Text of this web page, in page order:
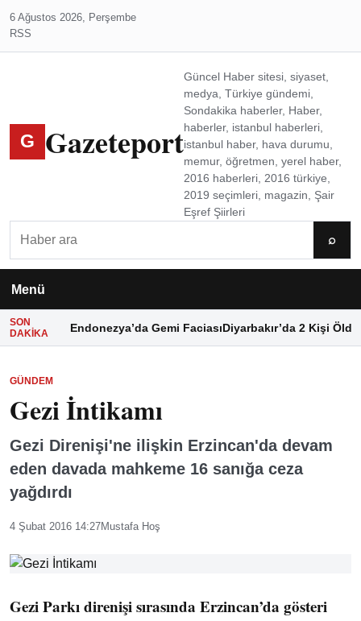
6 Ağustos 2026, Perşembe
RSS
G Gazeteport
Güncel Haber sitesi, siyaset,
medya, Türkiye gündemi,
Sondakika haberler, Haber,
haberler, istanbul haberleri,
istanbul haber, hava durumu,
memur, öğretmen, yerel haber,
2016 haberleri, 2016 türkiye,
2019 seçimleri, magazin, Şair
Eşref Şiirleri
⌕
Menü
SON
DAKIKA
Endonezya’da Gemi FaciasıDiyarbakır’da 2 Kişi Öldü
GÜNDEM
Gezi İntikamı
Gezi Direnişi'ne ilişkin Erzincan'da devam
eden davada mahkeme 16 sanığa ceza
yağdırdı
4 Şubat 2016 14:27Mustafa Hoş
Gezi Parkı direnişi sırasında Erzincan’da gösteri